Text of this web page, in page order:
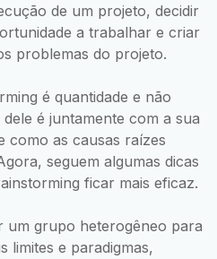
de um projeto, decidir
a trabalhar e criar
problemas do projeto.
é quantidade e não
é juntamente com a sua
como as causas raízes
seguem algumas dicas
ficar mais eficaz.
um grupo heterogêneo para
limites e paradigmas,